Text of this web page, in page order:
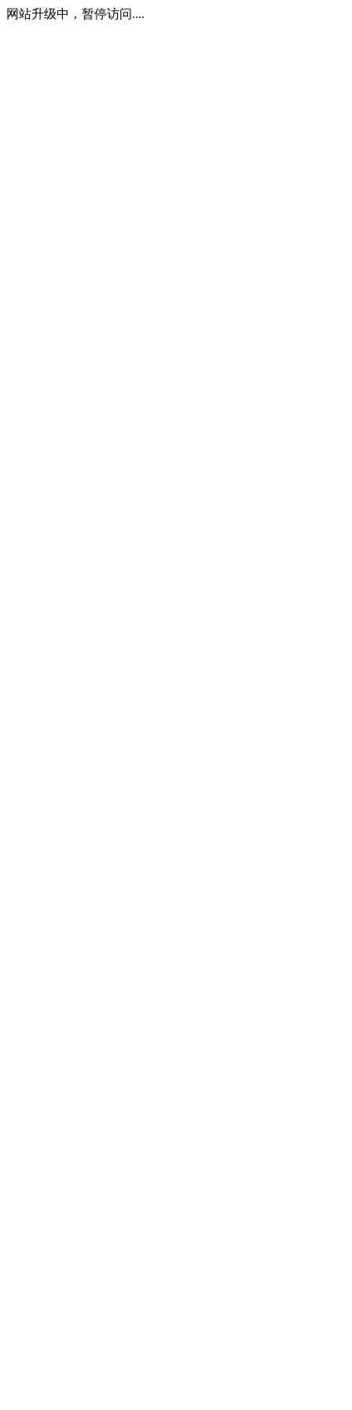
网站升级中，暂停访问....